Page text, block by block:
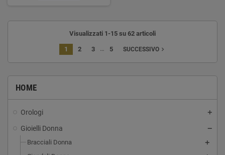
HOME
Orologi
Gioielli Donna
Bracciali Donna
Visualizzati 1-15 su 62 articoli
1 2 3 … 5 SUCCESSIVOnavigate_next